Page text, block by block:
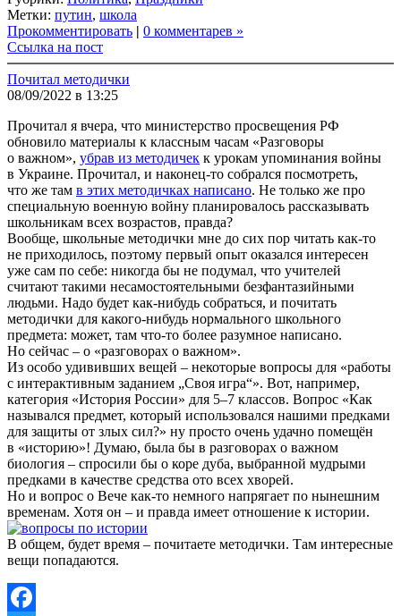
Link
Share
Метки: путин, школа
Прокомментировать | 0 комментарев »
Ссылка на пост
Почитал методички
08/09/2022 в 13:25
Прочитал я вчера, что министерство просвещения РФ
обновило материалы к классным часам «Разговоры
о важном», убрав из методичек к урокам упоминания войны
в Украине. Прочитал, и наконец-то собрался посмотреть,
что же там в этих методичках написано. Не только же про
специальную военную войну планировалось рассказывать
школьникам всех возрастов, правда?
Вообще, школьные методички мне до сих пор читать как-то
не приходилось, поэтому первый опыт оказался интересен
уже сам по себе: никогда бы не подумал, что учителей
считают такими несамостоятельными безфантазийными
людьми. Надо будет как-нибудь собраться, и почитать
методички для какого-нибудь нормального школьного
предмета: может, там что-то более разумное написано.
Но сейчас – о «разговорах о важном».
Из особо удививших вещей – некоторые вопросы для «работы
с интерактивным заданием „Своя игра“». Вот, например,
категория «История России» для 5–7 классов. Вопрос «Как
назывался предмет, который использовался нашими предками
для защиты от злых сил?» ну просто очень удачно помещён
в «историю»! Думаю, была бы в разговорах о важном
биология – спросили бы о коре дуба, выбранной мудрыми
предками в качестве средства ото всех хворей.
Но и вопрос о Вече как-то немного напрягает по нынешним
временам. Хотя он – и правда имеет отношение к истории.
В общем, будет время – почитаете методички. Там интересные
вещи попадаются.